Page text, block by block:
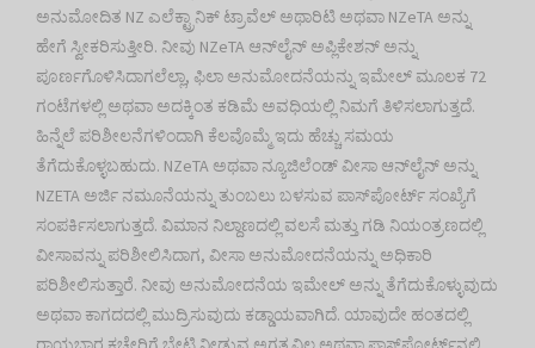
ಅನುಮೋದಿತ NZ ಎಲೆಕ್ಟ್ರಾನಿಕ್ ಟ್ರಾವೆಲ್ ಅಥಾರಿಟಿ ಅಥವಾ NZeTA ಅನ್ನು
ಹೇಗೆ ಸ್ವೀಕರಿಸುತ್ತೀರಿ. ನೀವು NZeTA ಆನ್‌ಲೈನ್ ಅಪ್ಲಿಕೇಶನ್ ಅನ್ನು
ಪೂರ್ಣಗೊಳಿಸಿದಾಗಲೆಲ್ಲಾ, ಫಿಲಾ ಅನುಮೋದನೆಯನ್ನು ಇಮೇಲ್ ಮೂಲಕ 72
ಗಂಟೆಗಳಲ್ಲಿ ಅಥವಾ ಅದಕ್ಕಿಂತ ಕಡಿಮೆ ಅವಧಿಯಲ್ಲಿ ನಿಮಗೆ ತಿಳಿಸಲಾಗುತ್ತದೆ.
ಹಿನ್ನೆಲೆ ಪರಿಶೀಲನೆಗಳಿಂದಾಗಿ ಕೆಲವೊಮ್ಮೆ ಇದು ಹೆಚ್ಚು ಸಮಯ
ತೆಗೆದುಕೊಳ್ಳಬಹುದು. NZeTA ಅಥವಾ ನ್ಯೂಜಿಲೆಂಡ್ ವೀಸಾ ಆನ್‌ಲೈನ್ ಅನ್ನು
NZETA ಅರ್ಜಿ ನಮೂನೆಯನ್ನು ತುಂಬಲು ಬಳಸುವ ಪಾಸ್‌ಪೋರ್ಟ್ ಸಂಖ್ಯೆಗೆ
ಸಂಪರ್ಕಿಸಲಾಗುತ್ತದೆ. ವಿಮಾನ ನಿಲ್ದಾಣದಲ್ಲಿ ವಲಸೆ ಮತ್ತು ಗಡಿ ನಿಯಂತ್ರಣದಲ್ಲಿ
ವೀಸಾವನ್ನು ಪರಿಶೀಲಿಸಿದಾಗ, ವೀಸಾ ಅನುಮೋದನೆಯನ್ನು ಅಧಿಕಾರಿ
ಪರಿಶೀಲಿಸುತ್ತಾರೆ. ನೀವು ಅನುಮೋದನೆಯ ಇಮೇಲ್ ಅನ್ನು ತೆಗೆದುಕೊಳ್ಳುವುದು
ಅಥವಾ ಕಾಗದದಲ್ಲಿ ಮುದ್ರಿಸುವುದು ಕಡ್ಡಾಯವಾಗಿದೆ. ಯಾವುದೇ ಹಂತದಲ್ಲಿ